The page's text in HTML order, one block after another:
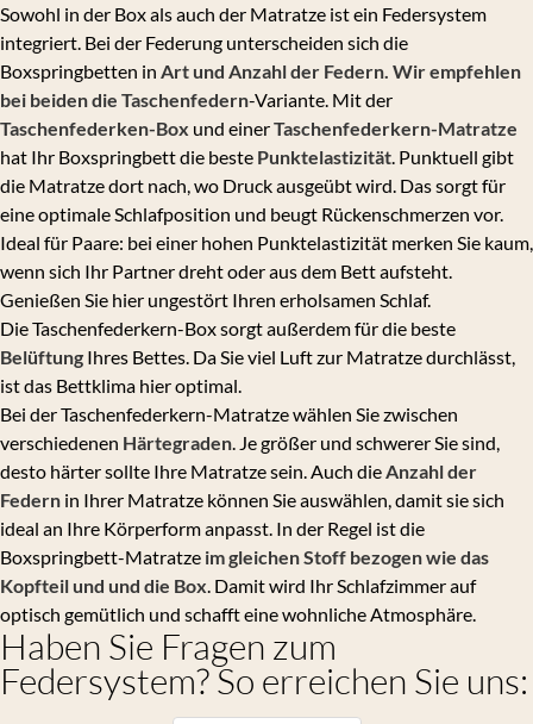
Sowohl in der Box als auch der Matratze ist ein Federsystem
integriert. Bei der Federung unterscheiden sich die
Boxspringbetten in Art und Anzahl der Federn . Wir empfehlen
bei beiden die Taschenfedern-Variante. Mit der
Taschenfederken-Box und einerTaschenfederkern-Matratze
hat Ihr Boxspringbett die beste Punktelastizität . Punktuell gibt
die Matratze dort nach, wo Druck ausgeübt wird. Das sorgt für
eine optimale Schlafposition und beugt Rückenschmerzen vor.
Ideal für Paare: bei einer hohen Punktelastizität merken Sie kaum,
wenn sich Ihr Partner dreht oder aus dem Bett aufsteht.
Genießen Sie hier ungestört Ihren erholsamen Schlaf.
Die Taschenfederkern-Box sorgt außerdem für die beste
Belüftung Ihres Bettes. Da Sie viel Luft zur Matratze durchlässt,
ist das Bettklima hier optimal.
Bei der Taschenfederkern-Matratze wählen Sie zwischen
verschiedenen Härtegraden . Je größer und schwerer Sie sind,
desto härter sollte Ihre Matratze sein. Auch die Anzahl der
Federn in Ihrer Matratze können Sie auswählen, damit sie sich
ideal an Ihre Körperform anpasst. In der Regel ist die
Boxspringbett-Matratze im gleichen Stoff bezogen wie das
Kopfteil und und die Box . Damit wird Ihr Schlafzimmer auf
optisch gemütlich und schafft eine wohnliche Atmosphäre.
Haben Sie Fragen zum
Federsystem? So erreichen Sie uns: